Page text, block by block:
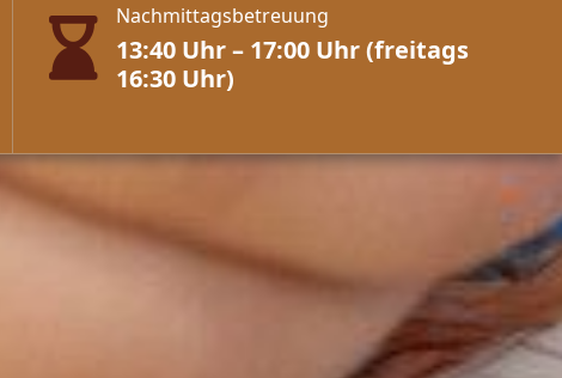
Nachmittagsbetreuung
13:40 Uhr – 17:00 Uhr (freitags
16:30 Uhr)